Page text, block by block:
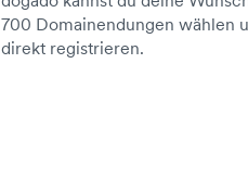
700 Domainendungen wählen
direkt registrieren.